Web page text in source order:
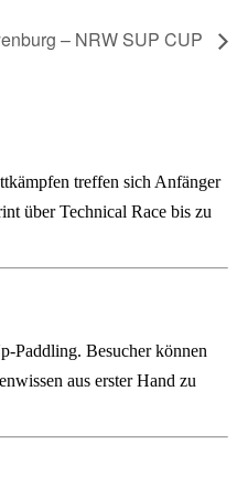
– NRW SUP CUP
treffen sich Anfänger
über Technical Race bis zu
Paddling. Besucher können
aus erster Hand zu